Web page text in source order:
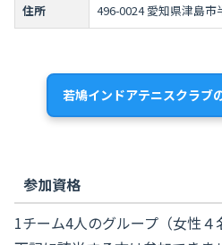
住所 496-0024 愛知県津島市
若鳩インドアテニスクラブ
参加資格
1チーム4人のグループ（女性４